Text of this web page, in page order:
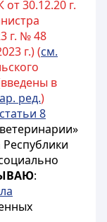
30.12.20 г.
г. № 48
г.) (см.
в
ред.)
статьи 8
Республики
: